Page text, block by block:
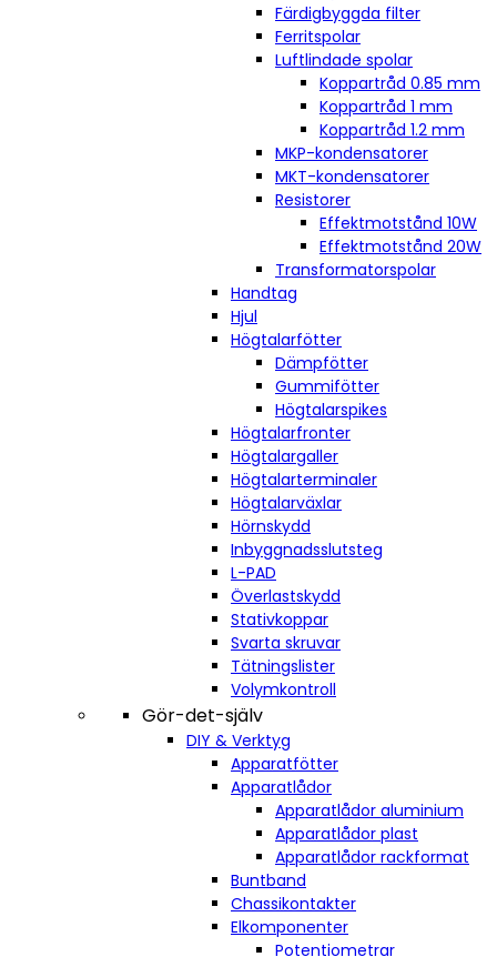
Färdigbyggda filter
Ferritspolar
Luftlindade spolar
Koppartråd 0.85 mm
Koppartråd 1 mm
Koppartråd 1.2 mm
MKP-kondensatorer
MKT-kondensatorer
Resistorer
Effektmotstånd 10W
Effektmotstånd 20W
Transformatorspolar
Handtag
Hjul
Högtalarfötter
Dämpfötter
Gummifötter
Högtalarspikes
Högtalarfronter
Högtalargaller
Högtalarterminaler
Högtalarväxlar
Hörnskydd
Inbyggnadsslutsteg
L-PAD
Överlastskydd
Stativkoppar
Svarta skruvar
Tätningslister
Volymkontroll
Gör-det-själv
DIY & Verktyg
Apparatfötter
Apparatlådor
Apparatlådor aluminium
Apparatlådor plast
Apparatlådor rackformat
Buntband
Chassikontakter
Elkomponenter
Potentiometrar